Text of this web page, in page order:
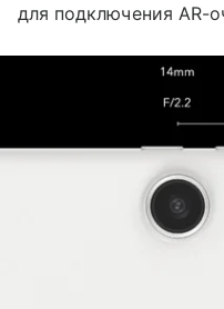
для подключения AR-